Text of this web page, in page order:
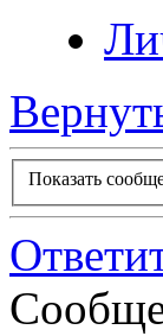
Показать